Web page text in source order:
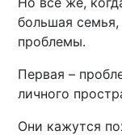
большая
проблемы.
Первая –
личного
Они кажутся